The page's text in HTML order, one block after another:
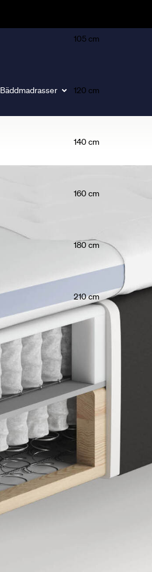
Bäddmadrasser
105 cm
120 cm
140 cm
160 cm
180 cm
210 cm